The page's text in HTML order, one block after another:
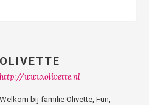
OLIVETTE
http://www.olivette.nl
Welkom bij familie Olivette, Fun,